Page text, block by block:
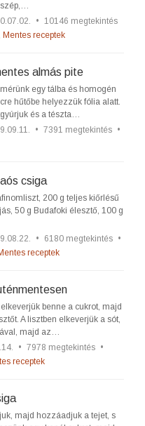
szép,…
• 10146 megtekintés
Mentes receptek
almás pite
egy tálba és homogén
hűtőbe helyezzük fólia alatt.
és a tészta…
• 7391 megtekintés •
csiga
200 g teljes kiőrlésű
50 g Budafoki élesztő, 100 g
• 6180 megtekintés •
receptek
benne a cukrot, majd
A lisztben elkeverjük a sót,
majd az…
• 7978 megtekintés •
receptek
majd hozzáadjuk a tejet, s